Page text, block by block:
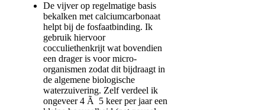
De vijver op regelmatige basis
bekalken met calciumcarbonaat
helpt bij de fosfaatbinding. Ik
gebruik hiervoor
cocculiethenkrijt wat bovendien
een drager is voor micro-
organismen zodat dit bijdraagt in
de algemene biologische
waterzuivering. Zelf verdeel ik
ongeveer 4 Ã 5 keer per jaar een